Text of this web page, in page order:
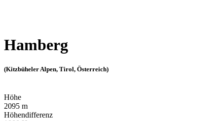
Hamberg
(Kitzbüheler Alpen, Tirol, Österreich)
Höhe
2095 m
Höhendifferenz